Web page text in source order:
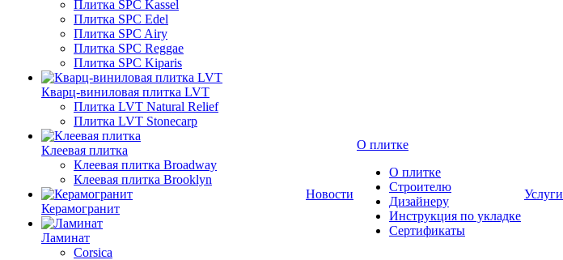
Плитка SPC Kassel
Плитка SPC Edel
Плитка SPC Airy
Плитка SPC Reggae
Плитка SPC Kiparis
Кварц-виниловая плитка LVT
Плитка LVT Natural Relief
Плитка LVT Stonecarp
Клеевая плитка
Клеевая плитка Broadway
Клеевая плитка Brooklyn
Керамогранит
Ламинат
Corsica
Новости
О плитке
О плитке
Строителю
Дизайнеру
Инструкция по укладке
Сертификаты
Услуги